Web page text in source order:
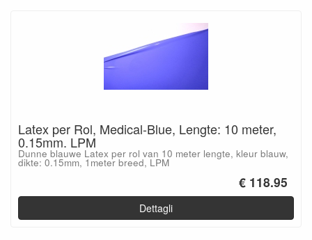
Latex per Rol, Medical-Blue, Lengte: 10 meter,
0.15mm. LPM
Dunne blauwe Latex per rol van 10 meter lengte, kleur blauw,
dikte: 0.15mm, 1meter breed, LPM
€ 118.95
Dettagli